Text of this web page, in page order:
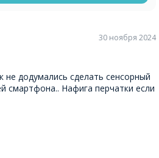
30 ноября 2024
не додумались сделать сенсорный
смартфона.. Нафига перчатки если